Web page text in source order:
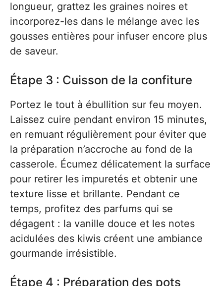
longueur, grattez les graines noires et
incorporez-les dans le mélange avec les
gousses entières pour infuser encore plus
de saveur.
Étape 3 : Cuisson de la confiture
Portez le tout à ébullition sur feu moyen.
Laissez cuire pendant environ 15 minutes,
en remuant régulièrement pour éviter que
la préparation n’accroche au fond de la
casserole. Écumez délicatement la surface
pour retirer les impuretés et obtenir une
texture lisse et brillante. Pendant ce
temps, profitez des parfums qui se
dégagent : la vanille douce et les notes
acidulées des kiwis créent une ambiance
gourmande irrésistible.
Étape 4 : Préparation des pots